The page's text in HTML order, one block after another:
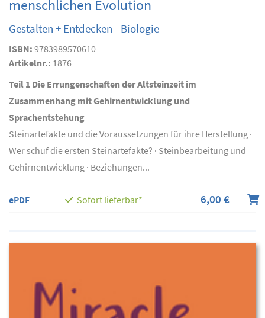
menschlichen Evolution
Gestalten + Entdecken - Biologie
ISBN: 9783989570610
Artikelnr.: 1876
Teil 1 Die Errungenschaften der Altsteinzeit im
Zusammenhang mit Gehirnentwicklung und
Sprachentstehung
Steinartefakte und die Voraussetzungen für ihre Herstellung ·
Wer schuf die ersten Steinartefakte? · Steinbearbeitung und
Gehirnentwicklung · Beziehungen...
ePDF Sofort lieferbar* 6,00 €